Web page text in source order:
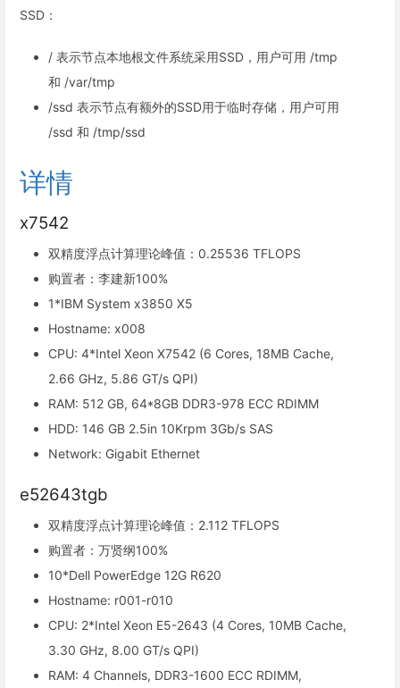
SSD：
/ 表示节点本地根文件系统采用SSD，用户可用 /tmp
和 /var/tmp
/ssd 表示节点有额外的SSD用于临时存储，用户可用
/ssd 和 /tmp/ssd
详情
x7542
双精度浮点计算理论峰值：0.25536 TFLOPS
购置者：李建新100%
1*IBM System x3850 X5
Hostname: x008
CPU: 4*Intel Xeon X7542 (6 Cores, 18MB Cache,
2.66 GHz, 5.86 GT/s QPI)
RAM: 512 GB, 64*8GB DDR3-978 ECC RDIMM
HDD: 146 GB 2.5in 10Krpm 3Gb/s SAS
Network: Gigabit Ethernet
e52643tgb
双精度浮点计算理论峰值：2.112 TFLOPS
购置者：万贤纲100%
10*Dell PowerEdge 12G R620
Hostname: r001-r010
CPU: 2*Intel Xeon E5-2643 (4 Cores, 10MB Cache,
3.30 GHz, 8.00 GT/s QPI)
RAM: 4 Channels, DDR3-1600 ECC RDIMM,